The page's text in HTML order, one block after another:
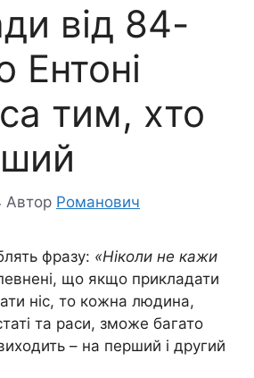
від 84-
Ентоні
тим, хто
Автор Романович
фразу: «Ніколи не кажи
що якщо прикладати
ніс, то кожна людина,
та раси, зможе багато
– на перший і другий